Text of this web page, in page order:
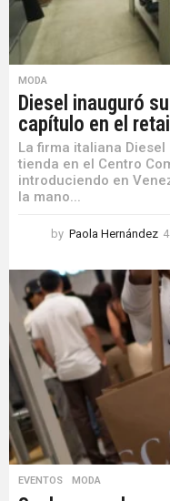
MODA
Diesel inauguró
capítulo en el
La firma italiana
tienda en el Centro
introduciendo en
la mano...
by Paola Hernández
EVENTOS ,MODA